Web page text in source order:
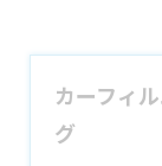
カーフィ
グ